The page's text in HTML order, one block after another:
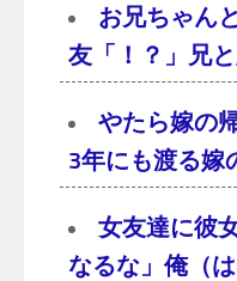
お兄ちゃん
友「！？」兄
やたら嫁の
3年にも渡る嫁
女友達に彼
なるな」俺（